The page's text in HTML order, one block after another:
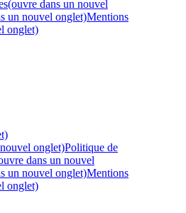
(ouvre dans un nouvel
un nouvel onglet)Mentions
onglet)
onglet)Politique de
dans un nouvel
un nouvel onglet)Mentions
onglet)